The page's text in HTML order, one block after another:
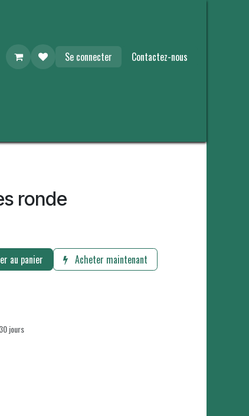
Se connecter Contactez-nous
ronde
au panier Acheter maintenant
jours